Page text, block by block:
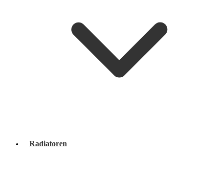
Radiatoren